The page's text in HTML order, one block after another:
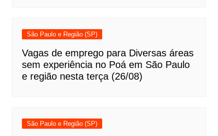
São Paulo e Região (SP)
Vagas de emprego para Diversas áreas
sem experiência no Poá em São Paulo
e região nesta terça (26/08)
São Paulo e Região (SP)